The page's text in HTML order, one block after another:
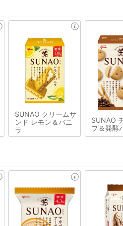
SUNAO クリームサ
ンド レモン＆バニ
ラ
SUNAO
プ＆発酵